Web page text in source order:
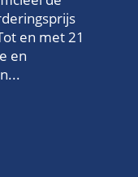
en met 21
en